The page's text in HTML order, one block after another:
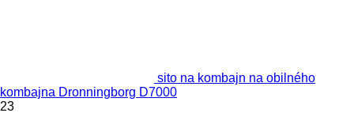
sito na kombajn na obilného
kombajna Dronningborg D7000
23